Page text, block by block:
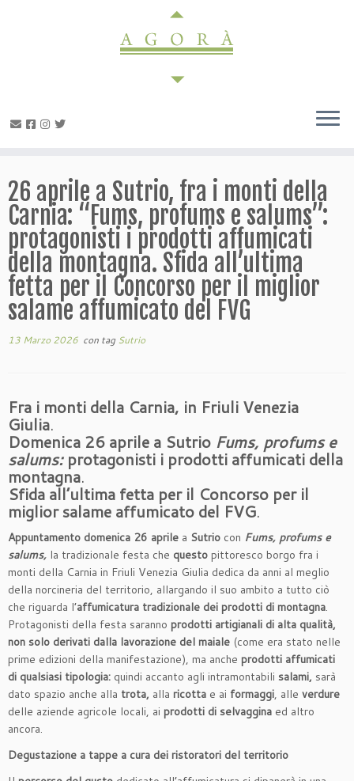
26 aprile a Sutrio, fra i monti della
Carnia: “Fums, profums e salums”:
protagonisti i prodotti affumicati
della montagna. Sfida all’ultima
fetta per il Concorso per il miglior
salame affumicato del FVG
13 Marzo 2026 con tagSutrio
Fra i monti della Carnia, in Friuli Venezia
Giulia.
Domenica 26 aprile a Sutrio Fums, profums e
salums: protagonisti i prodotti affumicati della
montagna.
Sfida all’ultima fetta per il Concorso per il
miglior salame affumicato del FVG.
Appuntamento domenica 26 aprile a Sutrio con Fums, profums e
salums, la tradizionale festa che questo pittoresco borgo fra i
monti della Carnia in Friuli Venezia Giulia dedica da anni al meglio
della norcineria del territorio, allargando il suo ambito a tutto ciò
che riguarda l’affumicatura tradizionale dei prodotti di montagna.
Protagonisti della festa saranno prodotti artigianali di alta qualità,
non solo derivati dalla lavorazione del maiale (come era stato nelle
prime edizioni della manifestazione), ma anche prodotti affumicati
di qualsiasi tipologia: quindi accanto agli intramontabili salami, sarà
dato spazio anche alla trota, alla ricotta e ai formaggi, alle verdure
delle aziende agricole locali, ai prodotti di selvaggina ed altro
ancora.
Degustazione a tappe a cura dei ristoratori del territorio